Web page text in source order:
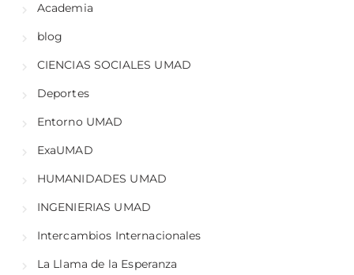
Academia
blog
CIENCIAS SOCIALES UMAD
Deportes
Entorno UMAD
ExaUMAD
HUMANIDADES UMAD
INGENIERIAS UMAD
Intercambios Internacionales
La Llama de la Esperanza